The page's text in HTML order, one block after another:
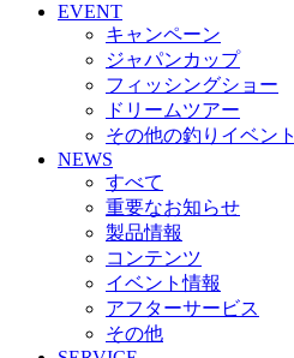
EVENT
キャンペーン
ジャパンカップ
フィッシングショー
ドリームツアー
その他の釣りイベント
NEWS
すべて
重要なお知らせ
製品情報
コンテンツ
イベント情報
アフターサービス
その他